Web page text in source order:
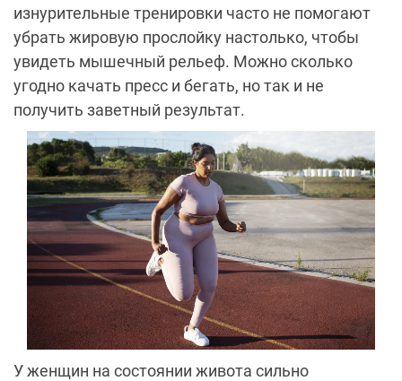
изнурительные тренировки часто не помогают
убрать жировую прослойку настолько, чтобы
увидеть мышечный рельеф. Можно сколько
угодно качать пресс и бегать, но так и не
получить заветный результат.
У женщин на состоянии живота сильно